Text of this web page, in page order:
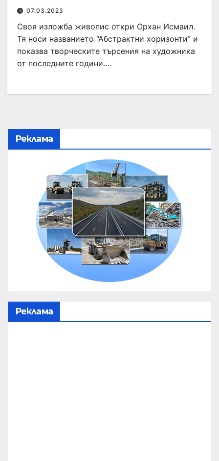
07.03.2023
Своя изложба живопис откри Орхан Исмаил.
Тя носи названието “Абстрактни хоризонти” и
показва творческите търсения на художника
от последните години.…
Реклама
Реклама